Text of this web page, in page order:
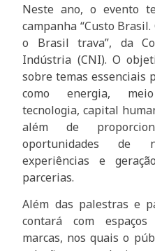
Neste ano, o evento
campanha “Custo
o Brasil trava”, da
Indústria (CNI). O
sobre temas essenciais
como energia,
tecnologia, capital
além de
oportunidades de
experiências e
parcerias.
Além das palestras e
contará com
marcas, nos quais o